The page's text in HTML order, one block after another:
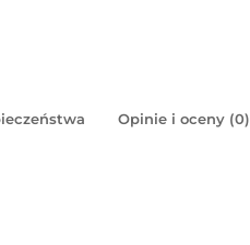
Opinie i oceny (0)